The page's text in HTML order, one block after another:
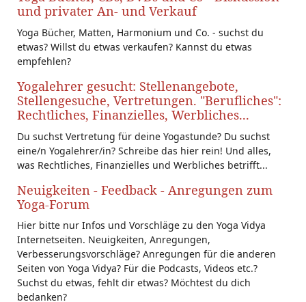
und privater An- und Verkauf
Yoga Bücher, Matten, Harmonium und Co. - suchst du
etwas? Willst du etwas verkaufen? Kannst du etwas
empfehlen?
Yogalehrer gesucht: Stellenangebote,
Stellengesuche, Vertretungen. "Berufliches":
Rechtliches, Finanzielles, Werbliches...
Du suchst Vertretung für deine Yogastunde? Du suchst
eine/n Yogalehrer/in? Schreibe das hier rein! Und alles,
was Rechtliches, Finanzielles und Werbliches betrifft...
Neuigkeiten - Feedback - Anregungen zum
Yoga-Forum
Hier bitte nur Infos und Vorschläge zu den Yoga Vidya
Internetseiten. Neuigkeiten, Anregungen,
Verbesserungsvorschläge? Anregungen für die anderen
Seiten von Yoga Vidya? Für die Podcasts, Videos etc.?
Suchst du etwas, fehlt dir etwas? Möchtest du dich
bedanken?